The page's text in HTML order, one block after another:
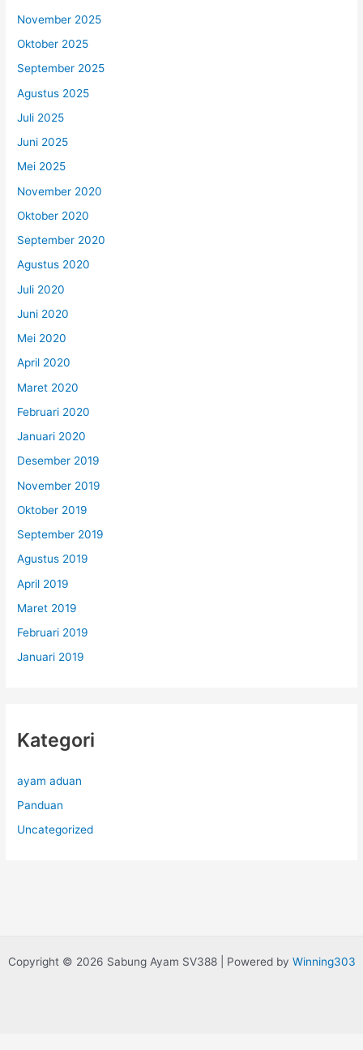
November 2025
Oktober 2025
September 2025
Agustus 2025
Juli 2025
Juni 2025
Mei 2025
November 2020
Oktober 2020
September 2020
Agustus 2020
Juli 2020
Juni 2020
Mei 2020
April 2020
Maret 2020
Februari 2020
Januari 2020
Desember 2019
November 2019
Oktober 2019
September 2019
Agustus 2019
April 2019
Maret 2019
Februari 2019
Januari 2019
Kategori
ayam aduan
Panduan
Uncategorized
Copyright © 2026 Sabung Ayam SV388 | Powered by Winning303